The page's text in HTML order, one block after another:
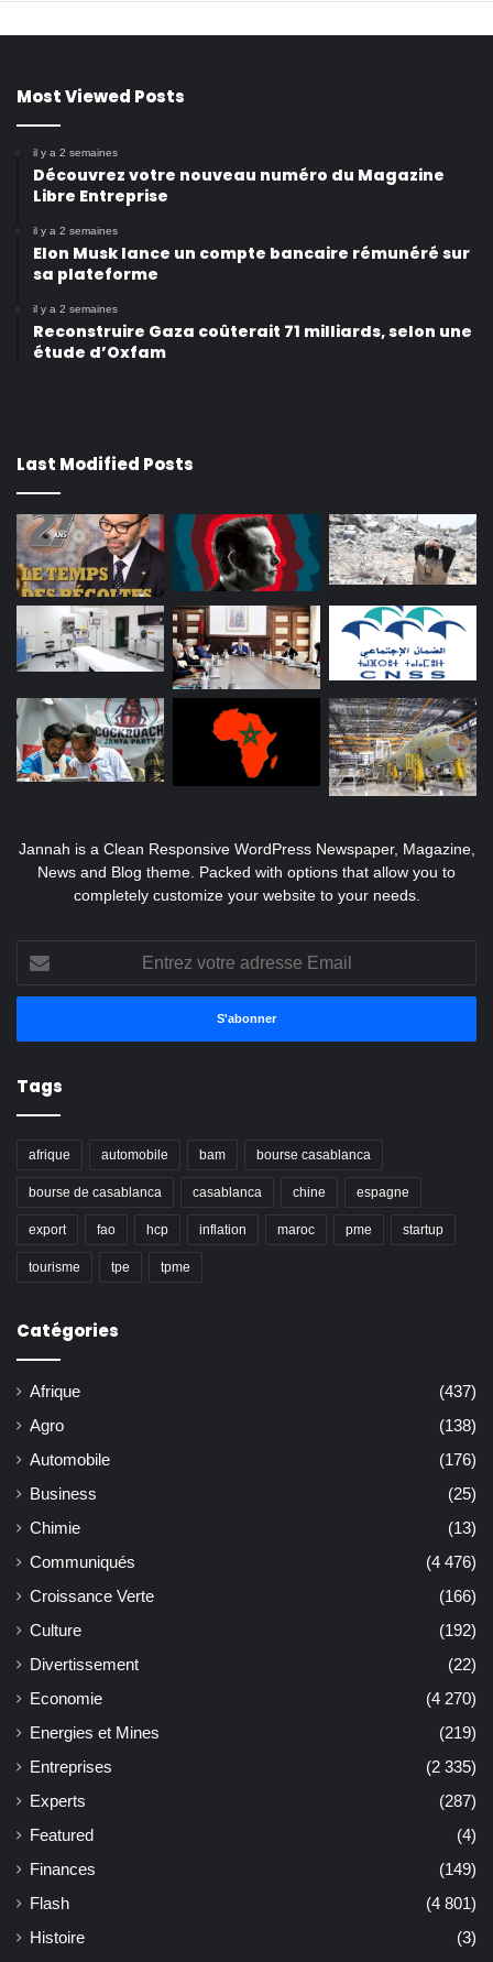
Most Viewed Posts
il y a 2 semaines
Découvrez votre nouveau numéro du Magazine
Libre Entreprise
il y a 2 semaines
Elon Musk lance un compte bancaire rémunéré sur
sa plateforme
il y a 2 semaines
Reconstruire Gaza coûterait 71 milliards, selon une
étude d’Oxfam
Last Modified Posts
Jannah is a Clean Responsive WordPress Newspaper, Magazine,
News and Blog theme. Packed with options that allow you to
completely customize your website to your needs.
votre
adresse
Tags
afrique automobile bam bourse casablanca
bourse de casablanca casablanca chine espagne
export fao hcp inflation maroc pme startup
tourisme tpe tpme
Catégories
Afrique
(437)
Agro
(138)
Automobile
(176)
Business
(25)
Chimie
(13)
Communiqués
(4 476)
Croissance Verte
(166)
Culture
(192)
Divertissement
(22)
Economie
(4 270)
Energies et Mines
(219)
Entreprises
(2 335)
Experts
(287)
Featured
(4)
Finances
(149)
Flash
(4 801)
Histoire
(3)